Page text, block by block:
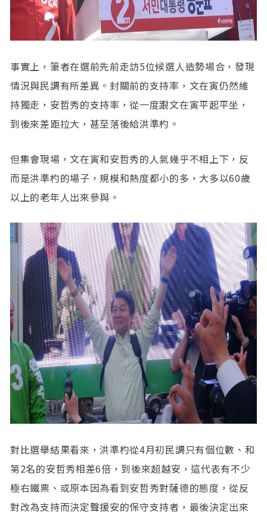
事實上，筆者在選前先前走訪5位候選人造勢場合，發現
情況與民調有所差異。封關前的支持率，文在寅仍然維
持獨走，安哲秀的支持率，從一度跟文在寅平起平坐，
到後來差距拉大，甚至落後給洪準杓。
但集會現場，文在寅和安哲秀的人氣幾乎不相上下，反
而是洪準杓的場子，規模和熱度都小的多，大多以60歲
以上的老年人出來參與。
對比選舉結果看來，洪準杓從4月初民調只有個位數、和
第2名的安哲秀相差6倍，到後來超越安，這代表有不少
極右鐵票、或原本因為看到安哲秀對薩德的態度，從反
對改為支持而決定聲援安的保守支持者，最後決定出來